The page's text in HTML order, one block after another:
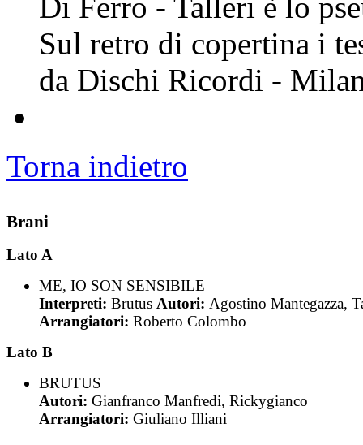
Sul retro di copertina i
da Dischi Ricordi -
Torna indietro
Brani
Lato A
ME, IO SON SENSIBILE
Interpreti: Brutus Autori: Agostino Mantegazza,
Arrangiatori: Roberto Colombo
Lato B
BRUTUS
Autori: Gianfranco Manfredi, Rickygianco
Arrangiatori: Giuliano Illiani